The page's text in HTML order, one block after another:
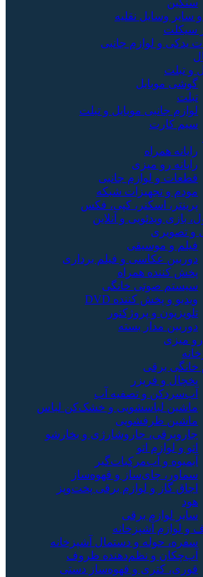
سنگین
سایر وسایل نقلیه
سیکلت
یدکی و لوازم جانبی
و تبلت
گوشی موبایل
تبلت
لوازم جانبی موبایل و تبلت
سیم کارت
رایانه همراه
رایانه رو میزی
قطعات و لوازم جانبی
مودم و تجهیزات شبکه
پرینتر، اسکنر، کپی، فکس
بازی‌ ویدئویی و آنلاین
و تصویری
فیلم و موسیقی
دوربین عکاسی و فیلم برداری
پخش کننده همراه
سیستم صوتی خانگی
ویدیو و پخش کننده DVD
تلویزیون و پروژکتور
دوربین مدار بسته
میزی
خانگی برقی
یخچال و فریزر
آب‌سردکن و تصفیه آب
ماشین لباسشویی و خشک‌کن لباس
ماشین ظرفشویی
جاروبرقی، جاروشارژی و بخارشو
اتو و لوازم اتو
آبمیوه و آب‌مرکبات‌گیر
سماور، چای‌ساز و قهوه‌ساز
اجاق گاز و لوازم برقی پخت‌وپز
هود
سایر لوازم برقی
و لوازم آشپزخانه
سفره، حوله و دستمال آشپزخانه
آب‌چکان و نظم‌دهنده ظروف
قوری، کتری و قهوه‌ساز دستی